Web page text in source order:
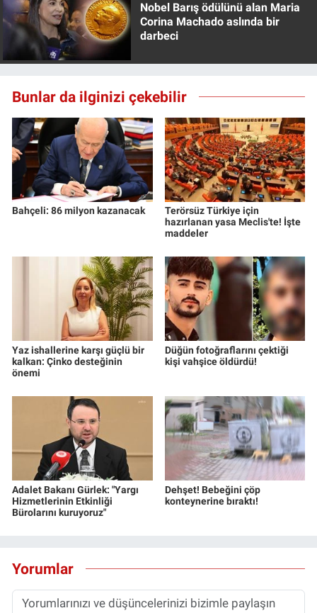
Nobel Barış ödülünü alan Maria
Corina Machado aslında bir
darbeci
Bunlar da ilginizi çekebilir
Bahçeli: 86 milyon kazanacak
Terörsüz Türkiye için
hazırlanan yasa Meclis'te! İşte
maddeler
Yaz ishallerine karşı güçlü bir
kalkan: Çinko desteğinin
önemi
Düğün fotoğraflarını çektiği
kişi vahşice öldürdü!
Adalet Bakanı Gürlek: "Yargı
Hizmetlerinin Etkinliği
Bürolarını kuruyoruz"
Dehşet! Bebeğini çöp
konteynerine bıraktı!
Yorumlar